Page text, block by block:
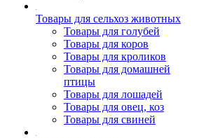
Товары для сельхоз животных
Товары для голубей
Товары для коров
Товары для кроликов
Товары для домашней
птицы
Товары для лошадей
Товары для овец, коз
Товары для свиней